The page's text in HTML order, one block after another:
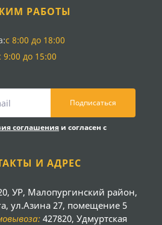
РАБОТЫ
с 8:00 до 18:00
9:00 до 15:00
Подписаться
соглашения и согласен с
И АДРЕС
УР, Малопургинский район,
ул.Азина 27, помещение 5
427820, Удмуртская